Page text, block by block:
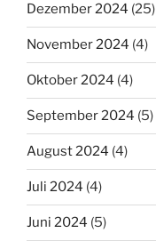
Dezember 2024 (25)
November 2024 (4)
Oktober 2024 (4)
September 2024 (5)
August 2024 (4)
Juli 2024 (4)
Juni 2024 (5)